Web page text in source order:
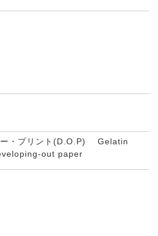
ー・プリント(D.O.P) Gelatin
out paper